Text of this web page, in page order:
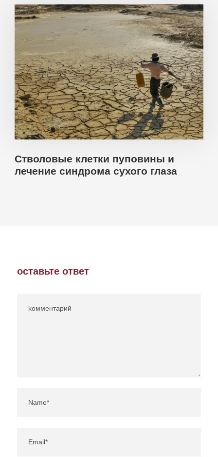
Стволовые клетки пуповины и
лечение синдрома сухого глаза
оставьте ответ